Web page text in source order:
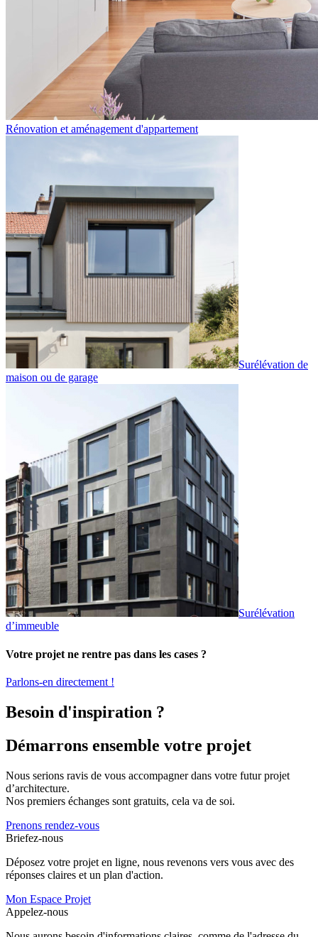
Rénovation et aménagement d'appartement
Surélévation de
maison ou de garage
Surélévation
d’immeuble
Votre projet ne rentre pas dans les cases ?
Parlons-en directement !
Besoin d'inspiration ?
Démarrons ensemble votre projet
Nous serions ravis de vous accompagner dans votre futur projet
d’architecture.
Nos premiers échanges sont gratuits, cela va de soi.
Prenons rendez-vous
Briefez-nous
Déposez votre projet en ligne, nous revenons vers vous avec des
réponses claires et un plan d'action.
Mon Espace Projet
Appelez-nous